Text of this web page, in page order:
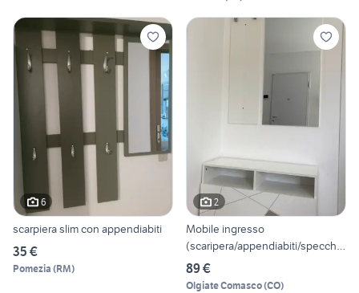
6
scarpiera slim con appendiabiti
35 €
Pomezia (RM)
2
Mobile ingresso
(scaripera/appendiabiti/specchio
)
89 €
Olgiate Comasco(CO)